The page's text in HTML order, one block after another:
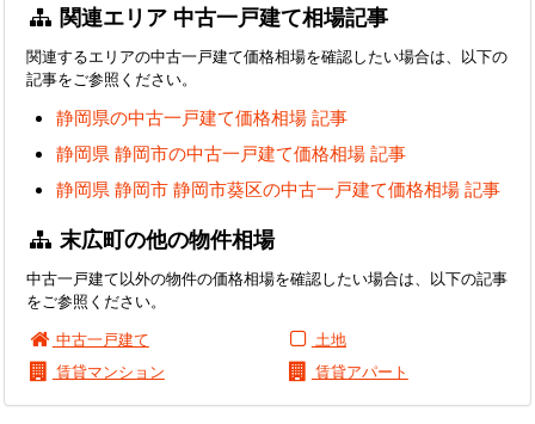
関連エリア 中古一戸建て相場記事
関連するエリアの中古一戸建て価格相場を確認したい場合は、以下の
記事をご参照ください。
静岡県の中古一戸建て価格相場 記事
静岡県 静岡市の中古一戸建て価格相場 記事
静岡県 静岡市 静岡市葵区の中古一戸建て価格相場 記事
末広町の他の物件相場
中古一戸建て以外の物件の価格相場を確認したい場合は、以下の記事
をご参照ください。
中古一戸建て
土地
賃貸マンション
賃貸アパート